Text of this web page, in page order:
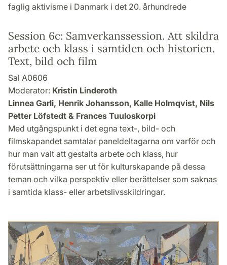
faglig aktivisme i Danmark i det 20. århundrede
Session 6c: Samverkanssession. Att skildra
arbete och klass i samtiden och historien.
Text, bild och film
Sal A0606
Moderator: Kristin Linderoth
Linnea Garli, Henrik Johansson, Kalle Holmqvist, Nils
Petter Löfstedt & Frances Tuuloskorpi
Med utgångspunkt i det egna text-, bild- och
filmskapandet samtalar paneldeltagarna om varför och
hur man valt att gestalta arbete och klass, hur
förutsättningarna ser ut för kulturskapande på dessa
teman och vilka perspektiv eller berättelser som saknas
i samtida klass- eller arbetslivsskildringar.